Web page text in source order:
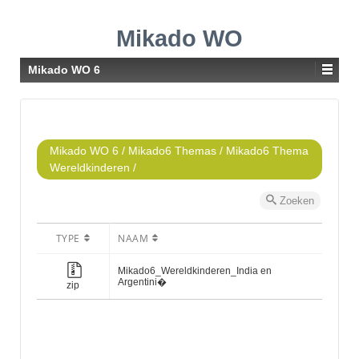
Mikado WO
Mikado WO 6
Mikado WO 6 / Mikado6 Themas / Mikado6 Thema
Wereldkinderen /
Zoeken
TYPE NAAM
zip
Mikado6_Wereldkinderen_India en
Argentini�